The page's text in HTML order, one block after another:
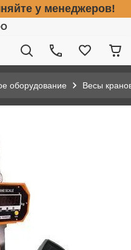
у менеджеров!
оборудование Весы